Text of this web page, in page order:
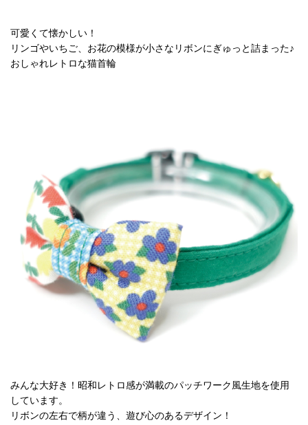
可愛くて懐かしい！
リンゴやいちご、お花の模様が小さなリボンにぎゅっと詰まった♪
おしゃれレトロな猫首輪
みんな大好き！昭和レトロ感が満載のパッチワーク風生地を使用
しています。
リボンの左右で柄が違う、遊び心のあるデザイン！